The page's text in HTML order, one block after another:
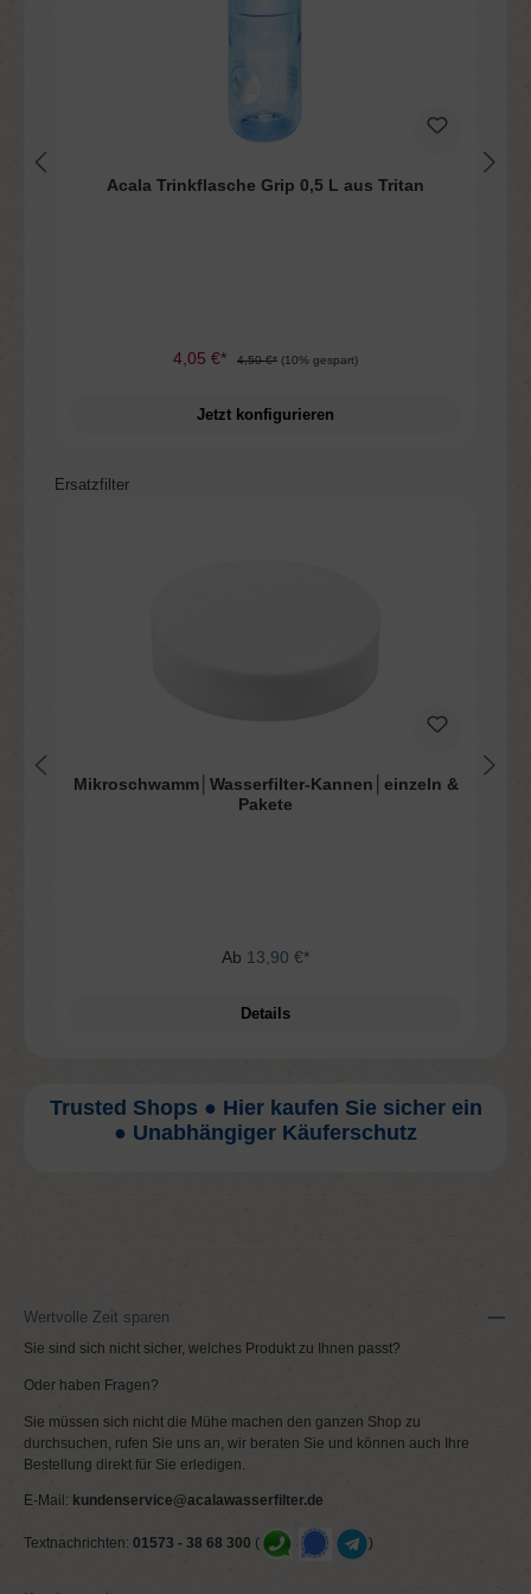
Acala Trinkflasche Grip 0,5 L aus Tritan
4,05 €* 4,50 €* (10% gespart)
Jetzt konfigurieren
Produktgalerie überspringen
Ersatzfilter
Mikroschwamm│Wasserfilter-Kannen│einzeln &
Pakete
Ab 13,90 €*
Details
Trusted Shops ● Hier kaufen Sie sicher ein
● Unabhängiger Käuferschutz
Wertvolle Zeit sparen
Sie sind sich nicht sicher, welches Produkt zu Ihnen passt?
Oder haben Fragen?
Sie müssen sich nicht die Mühe machen den ganzen Shop zu
durchsuchen, rufen Sie uns an, wir beraten Sie und können auch Ihre
Bestellung direkt für Sie erledigen.
E-Mail: kundenservice@acalawasserfilter.de
Textnachrichten: 01573 - 38 68 300 ( )